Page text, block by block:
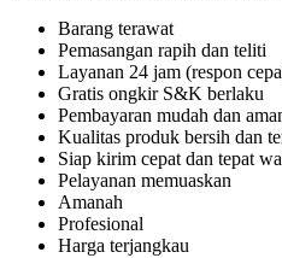
Barang terawat
Pemasangan rapih dan teliti
Layanan 24 jam (respon
Gratis ongkir S&K berlaku
Pembayaran mudah dan
Kualitas produk bersih dan
Siap kirim cepat dan tepat
Pelayanan memuaskan
Amanah
Profesional
Harga terjangkau